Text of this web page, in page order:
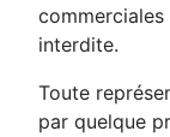
interdite.
Toute
par quelque